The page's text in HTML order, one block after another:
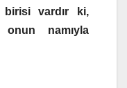
vardır ki,
namıyla